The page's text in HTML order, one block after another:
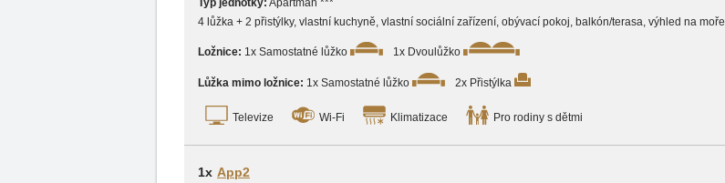
Typ jednotky: Apartmán ***
4 lůžka + 2 přistýlky, vlastní kuchyně, vlastní sociální zařízení, obývací pokoj, balkón/terasa, výhled na moře
Ložnice: 1x Samostatné lůžko 1x Dvoulůžko
Lůžka mimo ložnice: 1x Samostatné lůžko 2x Přistýlka
Televize Wi-Fi Klimatizace Pro rodiny s dětmi
1x App2